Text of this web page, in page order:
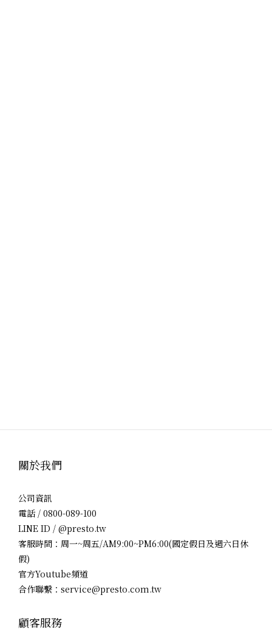
關於我們
公司資訊
電話 / 0800-089-100
LINE ID / @presto.tw
客服時間：周一~周五/AM9:00~PM6:00(國定假日及週六日休
假)
官方Youtube頻道
合作聯繫：service@presto.com.tw
顧客服務